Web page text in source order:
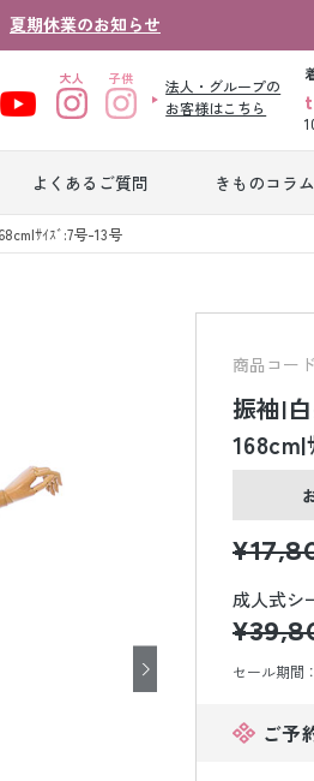
夏期休業のお知らせ
法人・グループの
お客様はこちら
よくあるご質問 きものコラム
卒業式袴レンタ
ル
ｻｲｽﾞ:7号-13号
商品コー
振袖|
成人式シ
セール期間
ご予